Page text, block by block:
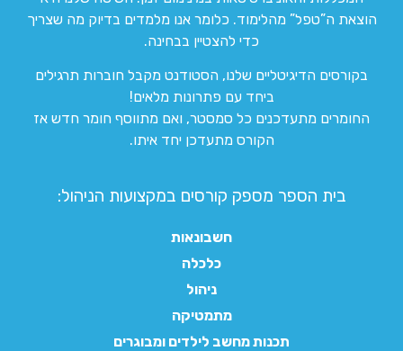
הוצאת ה”טפל” מהלימוד. כלומר אנו מלמדים בדיוק מה שצריך
כדי להצטיין בבחינה.
בקורסים הדיגיטליים שלנו, הסטודנט מקבל חוברות תרגילים
ביחד עם פתרונות מלאים!
החומרים מתעדכנים כל סמסטר, ואם מתווסף חומר חדש אז
הקורס מתעדכן יחד איתו.
בית הספר מספק קורסים במקצועות הניהול:
חשבונאות
כלכלה
ניהול
מתמטיקה
תכנות מחשב לילדים ומבוגרים